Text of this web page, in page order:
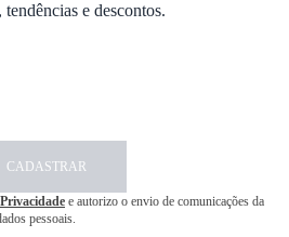
e descontos.
CADASTRAR
e autorizo o envio de comunicações da
pessoais.